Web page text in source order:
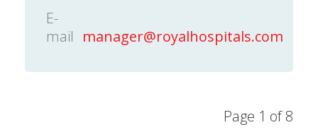
E-
mail manager@royalhospitals.com
Page 1 of 8